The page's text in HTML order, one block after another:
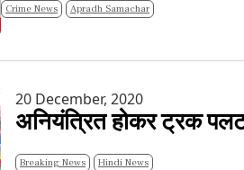
Crime News Apradh Samachar
20 December, 2020
अनियंत्रित होकर ट्रक
Breaking News Hindi News